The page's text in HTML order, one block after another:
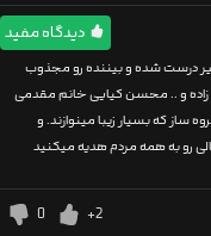
دیدگاه مفید
درست شده و بیننده رو مجذوب
و .. محسن کیایی خانم مقدمی
که بسیار زیبا مینوازند. و
رو به همه مردم هدیه میکنید
+2
0